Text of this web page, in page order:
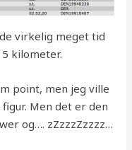
virkelig meget tid
kilometer.
point, men jeg ville
Men det er den
og…. zZzzzZzzzz…